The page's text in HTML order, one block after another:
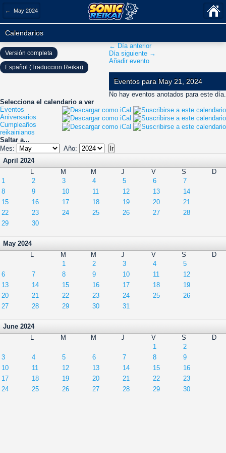
← May 2024
Calendarios
← Día anterior
Día siguiente →
Añadir evento
Eventos para May 21, 2024
No hay eventos anotados para este día.
Selecciona el calendario a ver
Eventos
Aniversarios
Cumpleaños
reikainianos
Saltar a...
Mes:
Año:
April 2024
L
M M J V S
D
1
2 3 4 5 6
7
8
9 10 11 12 13
14
15
16 17 18 19 20
21
22
23 24 25 26 27
28
29
30
May 2024
L
M M J V S
D
1
2 3 4
5
6
7 8 9 10 11
12
13
14 15 16 17 18
19
20
21 22 23 24 25
26
27
28 29 30 31
June 2024
L
M M J V S
D
1
2
3
4 5 6 7 8
9
10
11 12 13 14 15
16
17
18 19 20 21 22
23
24
25 26 27 28 29 30
Versión completa
Español (Traduccion Reikai)